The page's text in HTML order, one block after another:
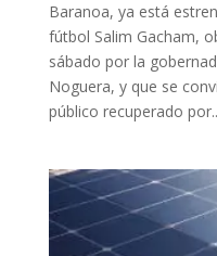
Baranoa, ya está
fútbol Salim Gacham,
sábado por la
Noguera, y que se
público recuperado